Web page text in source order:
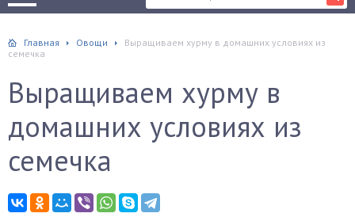
Главная Овощи
Выращиваем хурму в домашних условиях из
семечка
Выращиваем хурму в
домашних условиях из
семечка